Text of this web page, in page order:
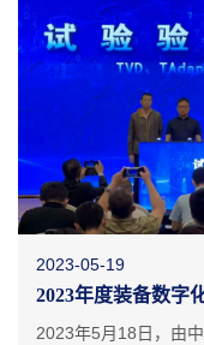
2023-05-19
2023年度装备数字
2023年5月18日，由